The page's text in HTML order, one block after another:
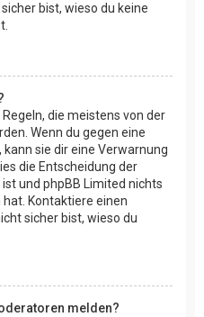
bist, wieso du keine
die meistens von der
Wenn du gegen eine
sie dir eine Verwarnung
die Entscheidung der
und phpBB Limited nichts
Kontaktiere einen
sicher bist, wieso du
melden?